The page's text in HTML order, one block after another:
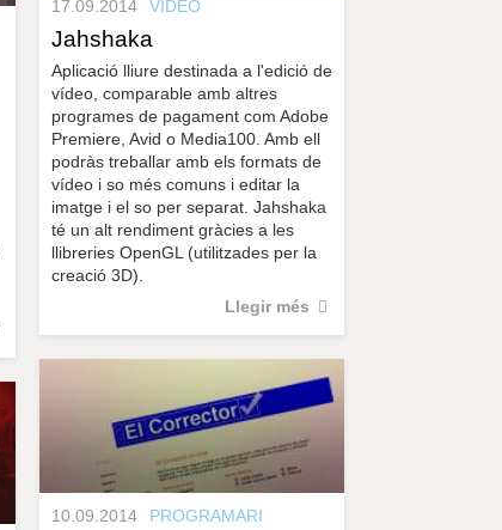
17.09.2014 VÍDEO
Jahshaka
Aplicació lliure destinada a l'edició de
vídeo, comparable amb altres
programes de pagament com Adobe
Premiere, Avid o Media100. Amb ell
podràs treballar amb els formats de
vídeo i so més comuns i editar la
imatge i el so per separat. Jahshaka
té un alt rendiment gràcies a les
llibreries OpenGL (utilitzades per la
creació 3D).
Llegir més
10.09.2014 PROGRAMARI